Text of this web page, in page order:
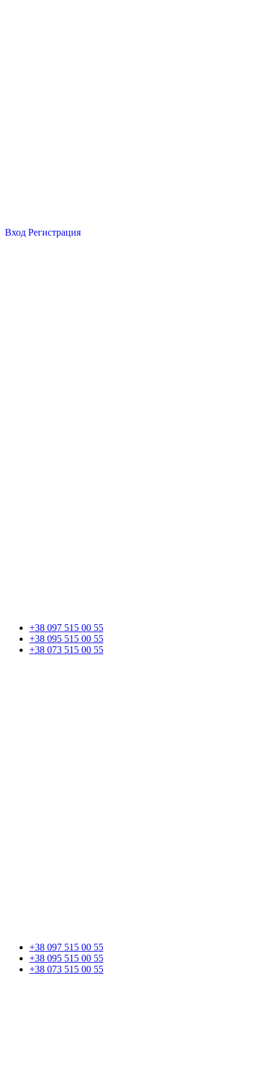
Вход Регистрация
+38 097 515 00 55
+38 095 515 00 55
+38 073 515 00 55
+38 097 515 00 55
+38 095 515 00 55
+38 073 515 00 55